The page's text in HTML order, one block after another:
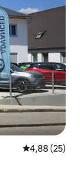
Средна
4,88 (25)